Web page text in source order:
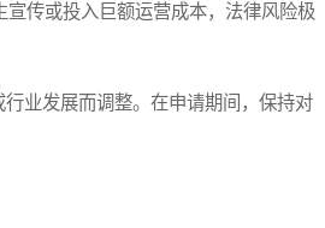
传或投入巨额运营成本，法律风险极
业发展而调整。在申请期间，保持对